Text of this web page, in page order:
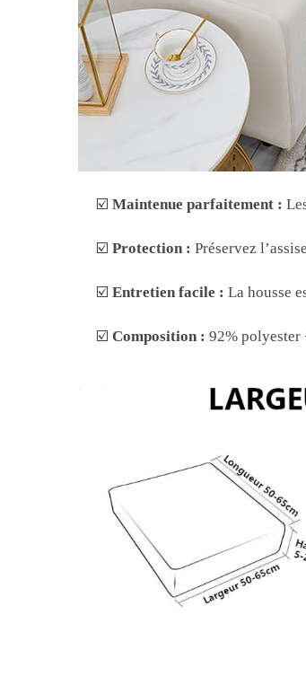
☑️Maintenue parfaitement :
☑️Protection : Préservez
☑️Entretien facile : La housse
☑️Composition : 92% polyester